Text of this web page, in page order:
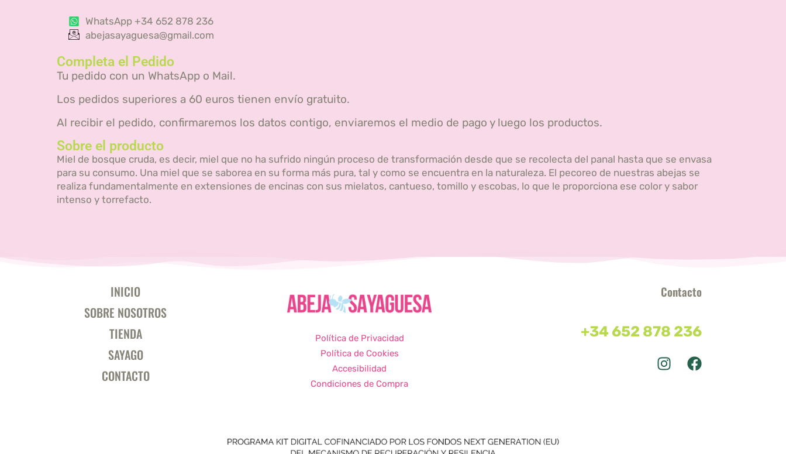
WhatsApp +34 652 878 236
abejasayaguesa@gmail.com
Completa el Pedido
Tu pedido con un WhatsApp o Mail.
Los pedidos superiores a 60 euros tienen envío gratuito.
Al recibir el pedido, confirmaremos los datos contigo, enviaremos el medio de pago y luego los productos.
Sobre el producto
Miel de bosque cruda, es decir, miel que no ha sufrido ningún proceso de transformación desde que se recolecta del panal hasta que se envasa
para su consumo. Una miel que se saborea en su forma más pura, tal y como se encuentra en la naturaleza. El pecoreo de nuestras abejas se
realiza fundamentalmente en extensiones de encinas con sus mielatos, cantueso, tomillo y escobas, lo que le proporciona ese color y sabor
intenso y torrefacto.
INICIO
SOBRE NOSOTROS
TIENDA
SAYAGO
CONTACTO
Política de Privacidad
Política de Cookies
Accesibilidad
Condiciones de Compra
Contacto
+34 652 878 236